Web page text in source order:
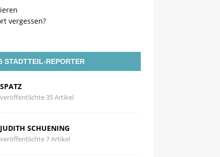
vergessen?
STADTTEIL-REPORTER
SPATZ
veröffentlichte 35 Artikel
JUDITH SCHUENING
veröffentlichte 7 Artikel